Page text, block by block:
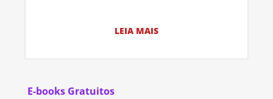
LEIA MAIS
E-books Gratuitos